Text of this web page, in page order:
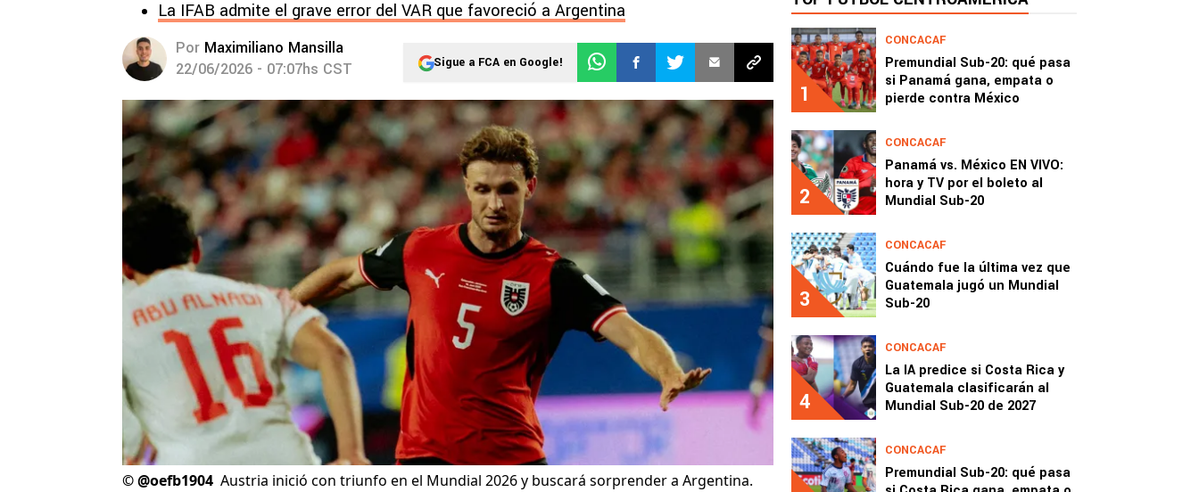
La IFAB admite el grave error del VAR que favoreció a Argentina
Por Maximiliano Mansilla
22/06/2026 - 07:07hs CST
Sigue a FCA en Google!
©@oefb1904 Austria inició con triunfo en el Mundial 2026 y buscará sorprender a Argentina.
1
CONCACAF
Premundial Sub-20: qué pasa
si Panamá gana, empata o
pierde contra México
2
CONCACAF
Panamá vs. México EN VIVO:
hora y TV por el boleto al
Mundial Sub-20
3
CONCACAF
Cuándo fue la última vez que
Guatemala jugó un Mundial
Sub-20
4
CONCACAF
La IA predice si Costa Rica y
Guatemala clasificarán al
Mundial Sub-20 de 2027
CONCACAF
Premundial Sub-20: qué pasa